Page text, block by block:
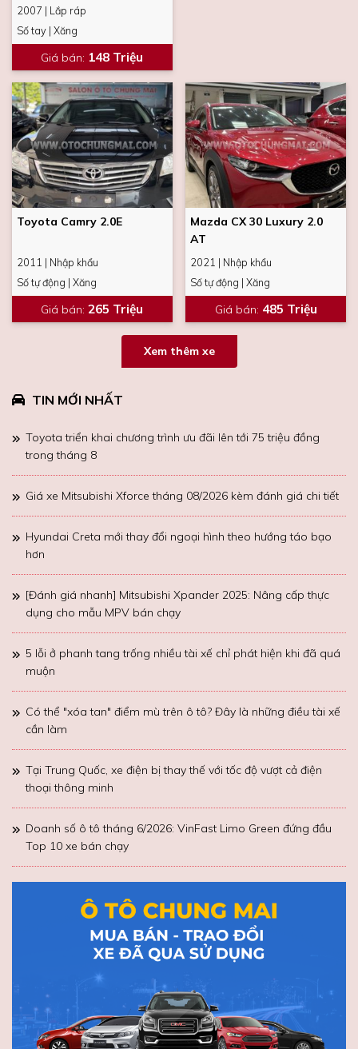
2007 | Lắp ráp
Số tay | Xăng
Giá bán: 148 Triệu
Toyota Camry 2.0E
2011 | Nhập khẩu
Số tự động | Xăng
Giá bán:265 Triệu
Mazda CX 30 Luxury 2.0
AT
2021 | Nhập khẩu
Số tự động | Xăng
Giá bán: 485 Triệu
Xem thêm xe
TIN MỚI NHẤT
Toyota triển khai chương trình ưu đãi lên tới 75 triệu đồng
trong tháng 8
Giá xe Mitsubishi Xforce tháng 08/2026 kèm đánh giá chi tiết
Hyundai Creta mới thay đổi ngoại hình theo hướng táo bạo
hơn
[Đánh giá nhanh] Mitsubishi Xpander 2025: Nâng cấp thực
dụng cho mẫu MPV bán chạy
5 lỗi ở phanh tang trống nhiều tài xế chỉ phát hiện khi đã quá
muộn
Có thể "xóa tan" điểm mù trên ô tô? Đây là những điều tài xế
cần làm
Tại Trung Quốc, xe điện bị thay thế với tốc độ vượt cả điện
thoại thông minh
Doanh số ô tô tháng 6/2026: VinFast Limo Green đứng đầu
Top 10 xe bán chạy